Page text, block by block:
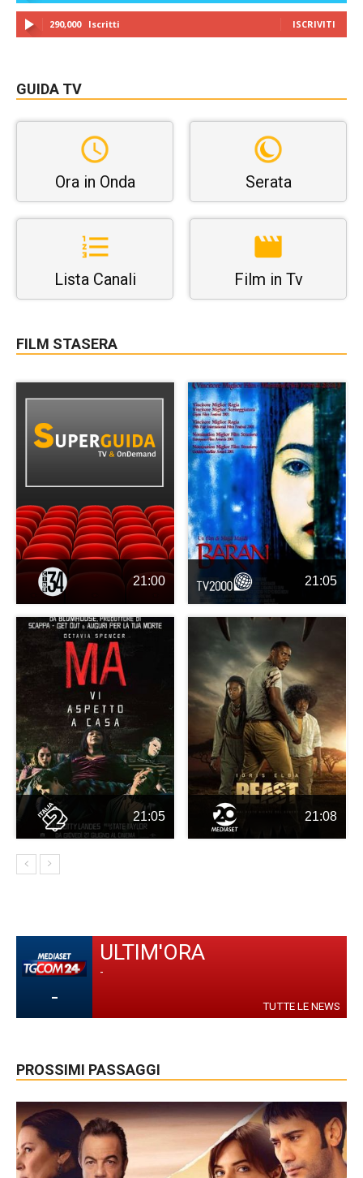
290,000 Iscritti ISCRIVITI
GUIDA TV
Ora in Onda Serata
Lista Canali Film in Tv
FILM STASERA
21:00 21:05
21:05 21:08
-
ULTIM'ORA
-
TUTTE LE NEWS
PROSSIMI PASSAGGI